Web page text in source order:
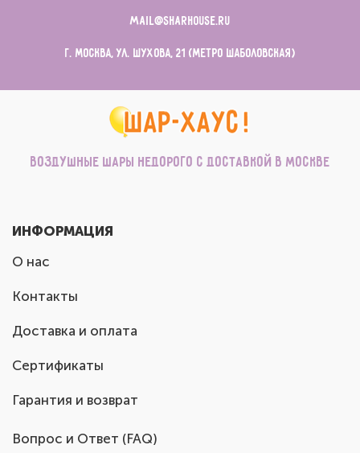
mail@sharhouse.ru
г. Москва, ул. Шухова, 21 (метро Шаболовская)
Воздушные шары недорого с доставкой в Москве
ИНФОРМАЦИЯ
О нас
Контакты
Доставка и оплата
Сертификаты
Гарантия и возврат
Вопрос и Ответ (FAQ)